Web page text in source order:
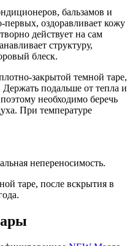
бальзамов и
первых, оздоравливает кожу
действует на сам
структуру,
блеск.
закрытой темной таре,
Держать подальше от тепла и
необходимо беречь
При температуре
непереносимость.
таре, после вскрытия в